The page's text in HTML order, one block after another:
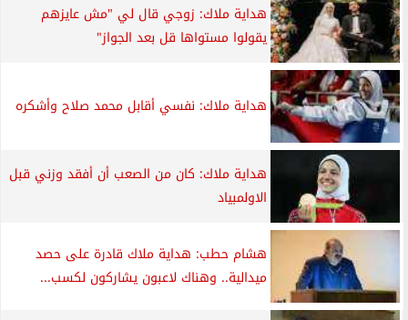
هداية ملاك: زوجي قال لي "مش عايزهم
يقولوا مستواها قل بعد الجواز"
هداية ملاك: نفسي أقابل محمد صلاح وأشكره
هداية ملاك: كان من الصعب أن أفقد وزني قبل
الاولمبياد
هشام حطب: هداية ملاك قادرة على حصد
ميدالية.. وهناك لاعبون يشاركون لكسب...